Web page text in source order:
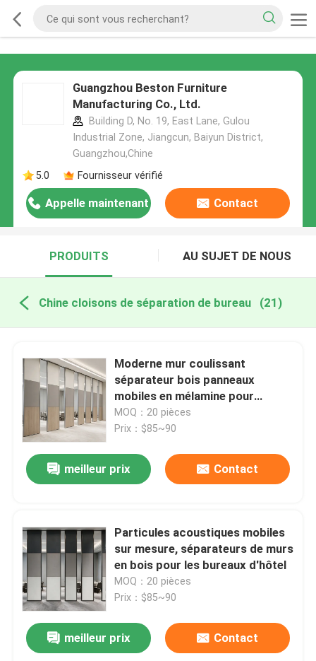
Guangzhou Beston Furniture
Manufacturing Co., Ltd.
Building D, No. 19, East Lane, Gulou
Industrial Zone, Jiangcun, Baiyun District,
Guangzhou,Chine
5.0
Fournisseur vérifié
Appelle maintenant Contact
PRODUITS AU SUJET DE NOUS
Chine cloisons de séparation de bureau (21)
Moderne mur coulissant
séparateur bois panneaux
mobiles en mélamine pour
bureau et hall
MOQ：20 pièces
Prix：$85~90
meilleur prix Contact
Particules acoustiques mobiles
sur mesure, séparateurs de murs
en bois pour les bureaux d'hôtel
MOQ：20 pièces
Prix：$85~90
meilleur prix Contact